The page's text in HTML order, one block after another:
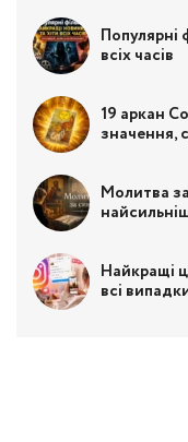
Популярні
всіх часів
19 аркан
значення,
Молитва
Найкращі
всі